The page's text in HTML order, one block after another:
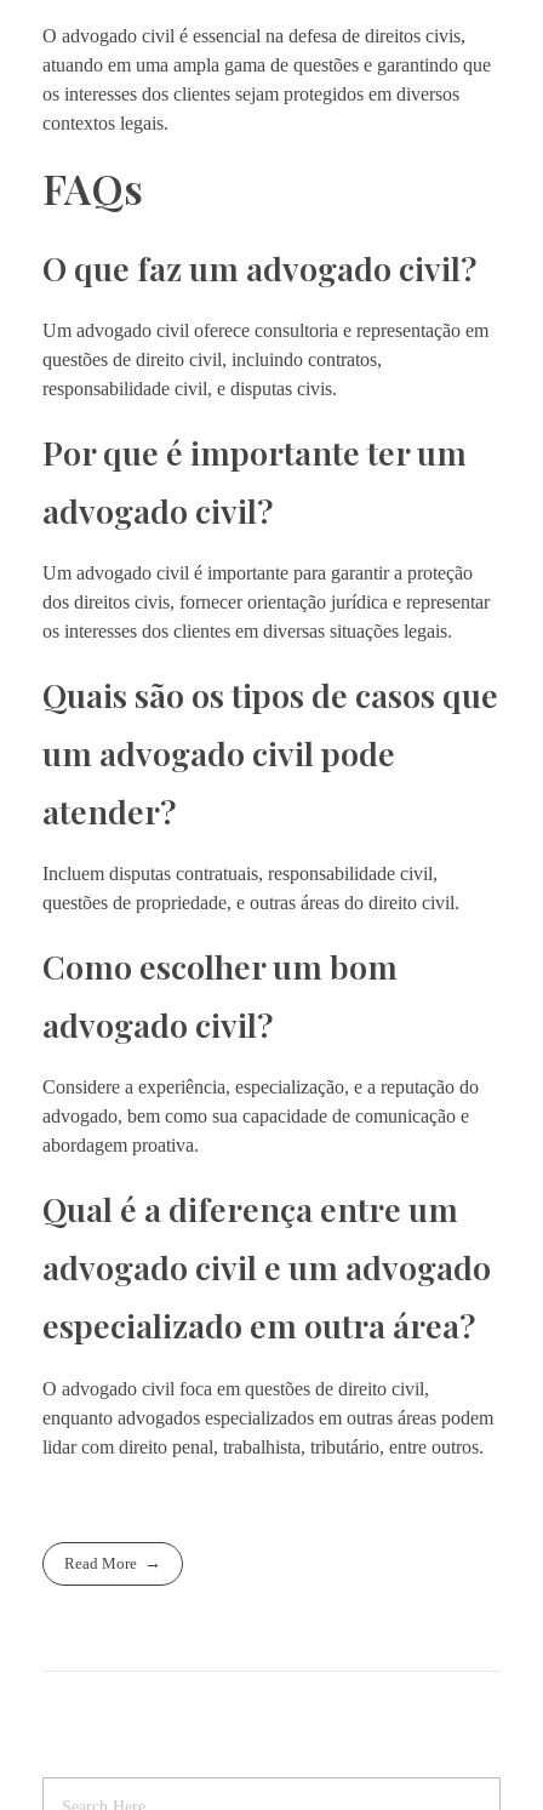
O advogado civil é essencial na defesa de direitos civis,
atuando em uma ampla gama de questões e garantindo que
os interesses dos clientes sejam protegidos em diversos
contextos legais.
FAQs
O que faz um advogado civil?
Um advogado civil oferece consultoria e representação em
questões de direito civil, incluindo contratos,
responsabilidade civil, e disputas civis.
Por que é importante ter um
advogado civil?
Um advogado civil é importante para garantir a proteção
dos direitos civis, fornecer orientação jurídica e representar
os interesses dos clientes em diversas situações legais.
Quais são os tipos de casos que
um advogado civil pode
atender?
Incluem disputas contratuais, responsabilidade civil,
questões de propriedade, e outras áreas do direito civil.
Como escolher um bom
advogado civil?
Considere a experiência, especialização, e a reputação do
advogado, bem como sua capacidade de comunicação e
abordagem proativa.
Qual é a diferença entre um
advogado civil e um advogado
especializado em outra área?
O advogado civil foca em questões de direito civil,
enquanto advogados especializados em outras áreas podem
lidar com direito penal, trabalhista, tributário, entre outros.
Read More